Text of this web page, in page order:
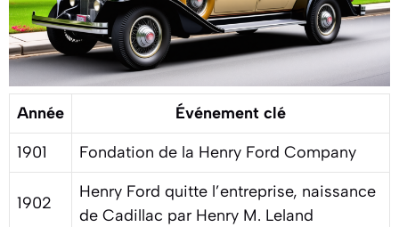
Année
Événement clé
1901
Fondation de la Henry Ford Company
1902
Henry Ford quitte l’entreprise, naissance
de Cadillac par Henry M. Leland